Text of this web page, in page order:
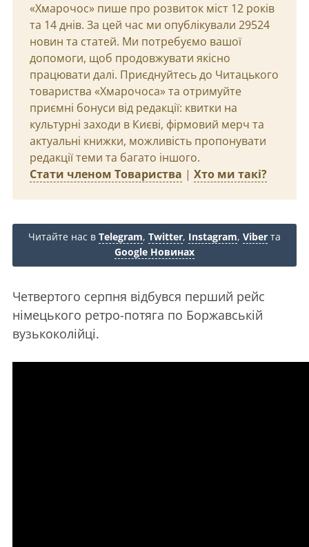
«Хмарочос» пише про розвиток міст 12 років
та 14 днів. За цей час ми опублікували 29524
новин та статей. Ми потребуємо вашої
допомоги, щоб продовжувати якісно
працювати далі. Приєднуйтесь до Читацького
товариства «Хмарочоса» та отримуйте
приємні бонуси від редакції: квитки на
культурні заходи в Києві, фірмовий мерч та
актуальні книжки, можливість пропонувати
редакції теми та багато іншого.
Стати членом Товариства | Хто ми такі?
Читайте нас в Telegram, Twitter, Instagram, Viber та
Google Новинах
Четвертого серпня відбувся перший рейс
німецького ретро-потяга по Боржавській
вузькоколійці.